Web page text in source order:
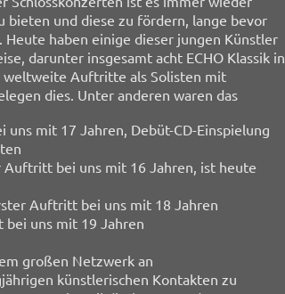
und diese zu fördern, lange bevor
haben einige dieser jungen Künstler
darunter insgesamt acht ECHO Klassik in
weltweite Auftritte als Solisten mit
dies. Unter anderen waren das
mit 17 Jahren, Debüt-CD-Einspielung
Auftritt bei uns mit 16 Jahren, ist heute
Auftritt bei uns mit 18 Jahren
bei uns mit 19 Jahren
großen Netzwerk an
künstlerischen Kontakten zu